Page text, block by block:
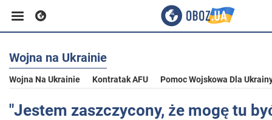
Biznes
Sport
Wojna na Ukrainie
Wojna Na Ukrainie Kontratak AFU Pomoc Wojskowa Dla
"Jestem zaszczycony, że mogę tu